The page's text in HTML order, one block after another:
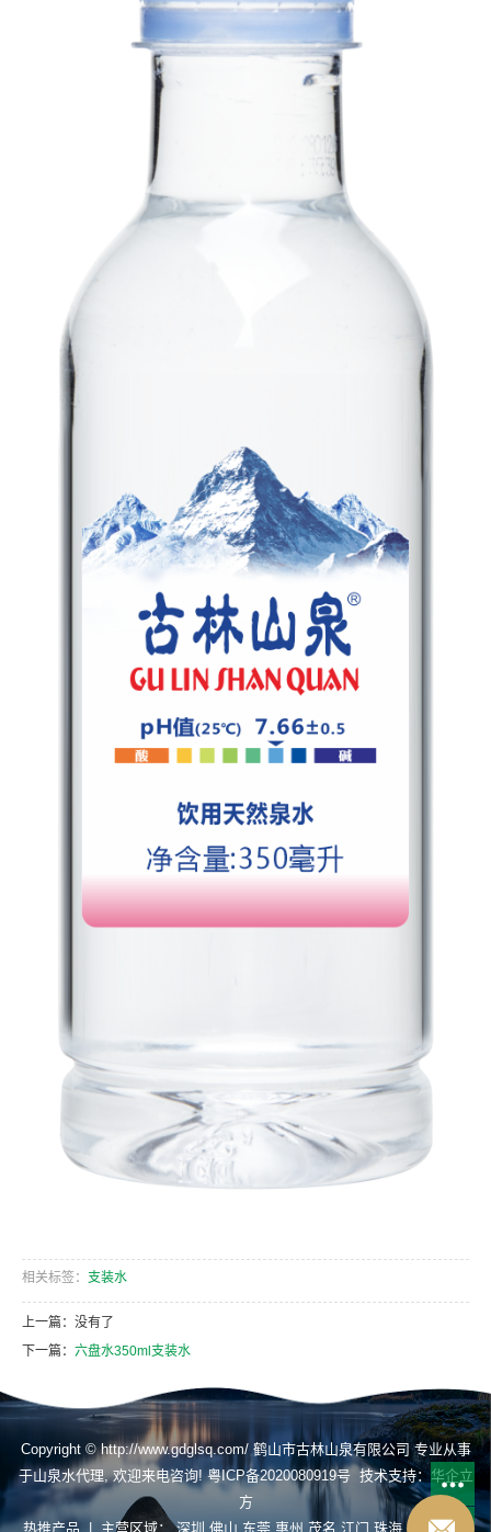
相关标签： 支装水
上一篇：没有了
下一篇： 六盘水350ml支装水
Copyright © http://www.gdglsq.com/ 鹤山市古林山泉有限公司 专业从事
于山泉水代理, 欢迎来电咨询!粤ICP备2020080919号技术支持：华企立
方
热推产品 | 主营区域：深圳 佛山 东莞 惠州 茂名 江门 珠海 揭阳 肇庆